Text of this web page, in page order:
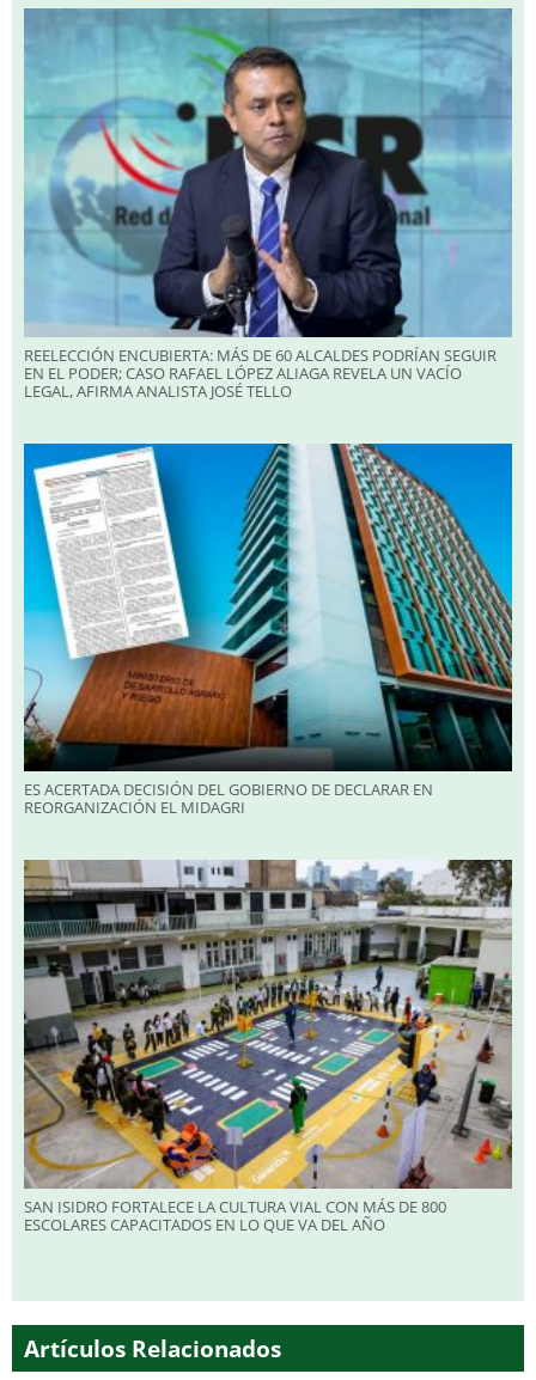
REELECCIÓN ENCUBIERTA: MÁS DE 60 ALCALDES PODRÍAN SEGUIR
EN EL PODER; CASO RAFAEL LÓPEZ ALIAGA REVELA UN VACÍO
LEGAL, AFIRMA ANALISTA JOSÉ TELLO
ES ACERTADA DECISIÓN DEL GOBIERNO DE DECLARAR EN
REORGANIZACIÓN EL MIDAGRI
SAN ISIDRO FORTALECE LA CULTURA VIAL CON MÁS DE 800
ESCOLARES CAPACITADOS EN LO QUE VA DEL AÑO
Artículos Relacionados